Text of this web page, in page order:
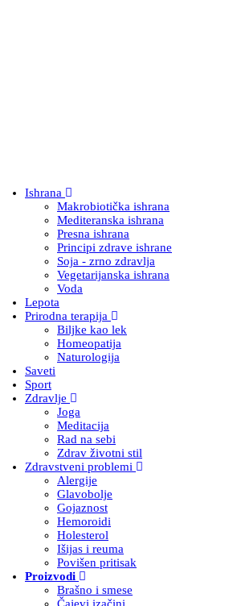
Ishrana
Makrobiotička ishrana
Mediteranska ishrana
Presna ishrana
Principi zdrave ishrane
Soja - zrno zdravlja
Vegetarijanska ishrana
Voda
Lepota
Prirodna terapija
Biljke kao lek
Homeopatija
Naturologija
Saveti
Sport
Zdravlje
Joga
Meditacija
Rad na sebi
Zdrav životni stil
Zdravstveni problemi
Alergije
Glavobolje
Gojaznost
Hemoroidi
Holesterol
Išijas i reuma
Povišen pritisak
Proizvodi
Brašno i smese